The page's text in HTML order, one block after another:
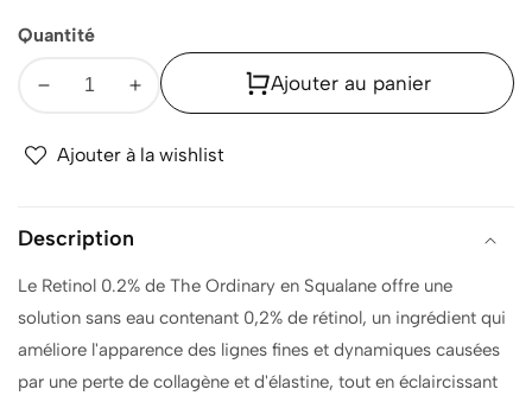
Quantité
Diminuer
quantité
ORDINARY
Retinol
0.2%
in
Augmenter
quantité
Retinol
0.2%
in
Ajouter au panier
Ajouter à la wishlist
Description
Le Retinol 0.2% de The Ordinary en Squalane offre une
solution sans eau contenant 0,2% de rétinol, un ingrédient qui
améliore l'apparence des lignes fines et dynamiques causées
par une perte de collagène et d'élastine, tout en éclaircissant